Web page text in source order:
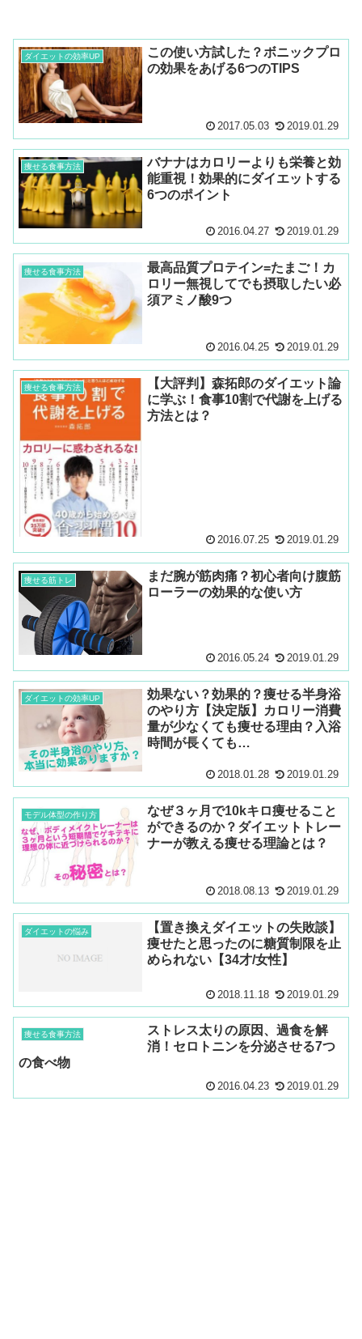
ダイエットの効率UP
この使い方試した？ボニックプロ
の効果をあげる6つのTIPS
2017.05.03 2019.01.29
痩せる食事方法
バナナはカロリーよりも栄養と効
能重視！効果的にダイエットする
6つのポイント
2016.04.27 2019.01.29
痩せる食事方法
最高品質プロテイン=たまご！カ
ロリー無視してでも摂取したい必
須アミノ酸9つ
2016.04.25 2019.01.29
痩せる食事方法
【大評判】森拓郎のダイエット論
に学ぶ！食事10割で代謝を上げる
方法とは？
2016.07.25 2019.01.29
痩せる筋トレ
まだ腕が筋肉痛？初心者向け腹筋
ローラーの効果的な使い方
2016.05.24 2019.01.29
ダイエットの効率UP
効果ない？効果的？痩せる半身浴
のやり方【決定版】カロリー消費
量が少なくても痩せる理由？入浴
時間が長くても…
2018.01.28 2019.01.29
モデル体型の作り方
なぜ３ヶ月で10kキロ痩せること
ができるのか？ダイエットトレー
ナーが教える痩せる理論とは？
2018.08.13 2019.01.29
ダイエットの悩み
【置き換えダイエットの失敗談】
痩せたと思ったのに糖質制限を止
められない【34才/女性】
2018.11.18 2019.01.29
痩せる食事方法
ストレス太りの原因、過食を解
消！セロトニンを分泌させる7つ
の食べ物
2016.04.23 2019.01.29